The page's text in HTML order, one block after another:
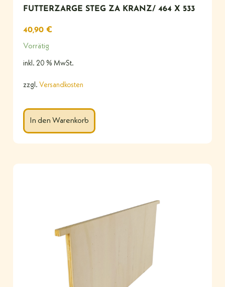
FUTTERZARGE STEG ZA KRANZ/ 464 X 533
40,90 €
Vorrätig
inkl. 20 % MwSt.
zzgl. Versandkosten
In den Warenkorb